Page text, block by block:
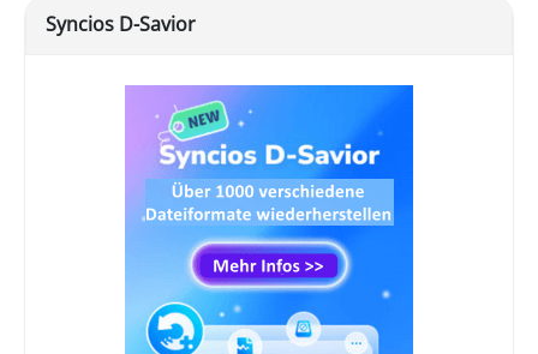
Syncios D-Savior